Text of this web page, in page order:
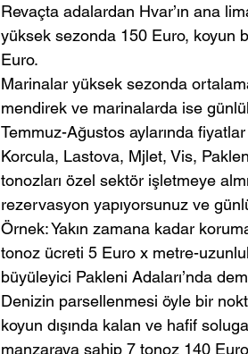
Revaçta adalardan Hvar’ın ana
yüksek sezonda 150 Euro, koyun
Euro.
Marinalar yüksek sezonda
mendirek ve marinalarda ise
Temmuz-Ağustos aylarında
Korcula, Lastova, Mjlet, Vis,
tonozları özel sektör işletmeye
rezervasyon yapıyorsunuz ve
Örnek: Yakın zamana kadar
tonoz ücreti 5 Euro x metre-
büyüleyici Pakleni Adaları’nda
Denizin parsellenmesi öyle bir
koyun dışında kalan ve hafif
manzaraya sahip 7 tonoz 140